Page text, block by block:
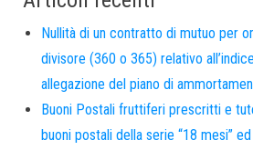
Nullità di un contratto di mutuo per
divisore (360 o 365) relativo
allegazione del piano di
Buoni Postali fruttiferi prescritti e
buoni postali della serie “18 mesi”